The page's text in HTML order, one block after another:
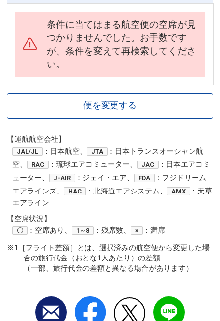
条件に当てはまる航空便の空席が見
つかりませんでした。お手数です
が、条件を変えて再検索してくださ
い。
便を変更する
【運航航空会社】
JAL/JL ：日本航空、 JTA
：日本トランスオーシャン航
空、
RAC ：琉球エアコミューター、 JAC
：日本エアコミ
ューター、
J-AIR ：ジェイ・エア、 FDA
：フジドリーム
エアラインズ、
HAC ：北海道エアシステム、 AMX
：天草
エアライン
【空席状況】
〇 ：空席あり、 1～8 ：残席数、 ×
：満席
※1［フライト差額］とは、選択済みの航空便から変更した場
合の旅行代金（おとな1人あたり）の差額
（一部、旅行代金の差額と異なる場合があります）